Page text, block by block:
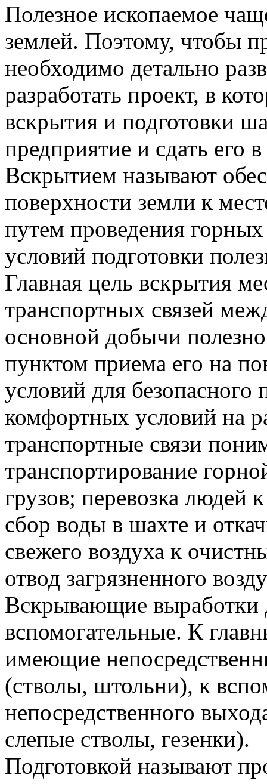
Полезное ископаемое
землей. Поэтому, чтобы
необходимо детально
разработать проект, в
вскрытия и подготовки
предприятие и сдать его
Вскрытием называют
поверхности земли к
путем проведения
условий подготовки
Главная цель вскрытия
транспортных связей
основной добычи
пунктом приема его на
условий для
комфортных условий на
транспортные связи
транспортирование
грузов; перевозка людей
сбор воды в шахте и
свежего воздуха к
отвод загрязненного
Вскрывающие выработки
вспомогательные. К
имеющие
(стволы, штольни), к
непосредственного
слепые стволы, гезенки).
Подготовкой называют